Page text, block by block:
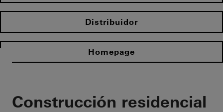
Distribuidor
Homepage
Construcción residencial